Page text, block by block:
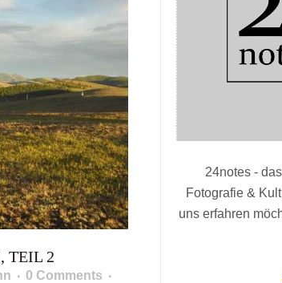
TEIL 2
0 Comments
24notes -
Fotografie &
uns erfahren